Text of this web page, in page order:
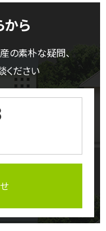
から
の素朴な疑問、
ください